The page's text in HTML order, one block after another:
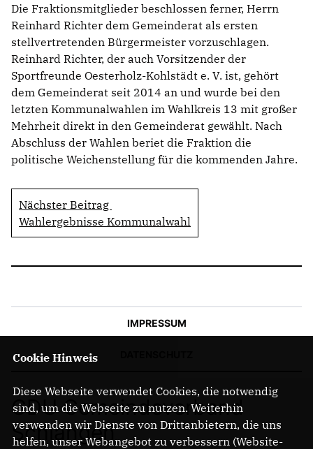
Die Fraktionsmitglieder beschlossen ferner, Herrn
Reinhard Richter dem Gemeinderat als ersten
stellvertretenden Bürgermeister vorzuschlagen.
Reinhard Richter, der auch Vorsitzender der
Sportfreunde Oesterholz-Kohlstädt e. V. ist, gehört
dem Gemeinderat seit 2014 an und wurde bei den
letzten Kommunalwahlen im Wahlkreis 13 mit großer
Mehrheit direkt in den Gemeinderat gewählt. Nach
Abschluss der Wahlen beriet die Fraktion die
politische Weichenstellung für die kommenden Jahre.
Nächster Beitrag
Wahlergebnisse Kommunalwahl
IMPRESSUM
CDU Gemeindeverband
Schlangen
Cookie Hinweis
Diese Webseite verwendet Cookies, die notwendig
sind, um die Webseite zu nutzen. Weiterhin
verwenden wir Dienste von Drittanbietern, die uns
helfen, unser Webangebot zu verbessern (Website-